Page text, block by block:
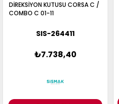
DİREKSİYON KUTUSU CORSA C /
COMBO C 01-11
SIS-264411
₺7.738,40